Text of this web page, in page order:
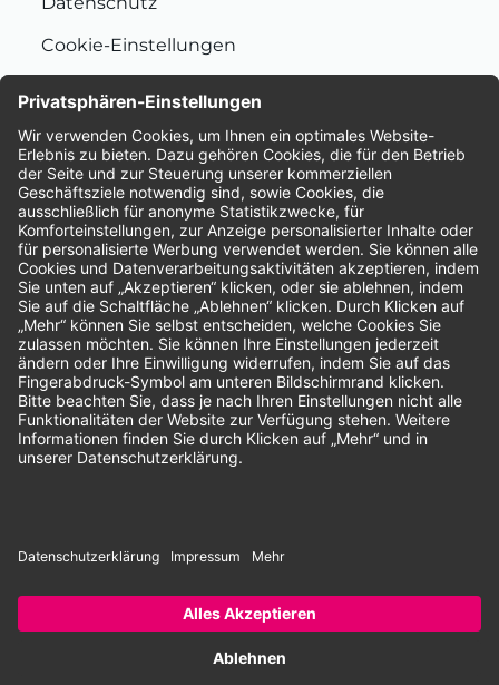
Cookie-Einstellungen
Bewertungen
Unsere Zahlungsarten:
Rechnung SEPA-Lastschrift Vorkasse